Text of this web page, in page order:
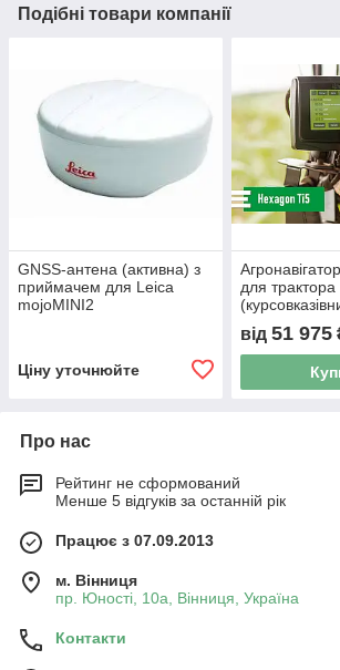
Подібні товари компанії
GNSS-антена (активна) з
приймачем для Leica
mojoMINI2
Ціну уточнюйте
для трактора
від 51 975
Про нас
Рейтинг не сформований
Менше 5 відгуків за останній рік
Працює з 07.09.2013
м. Вінниця
пр. Юності, 10a, Вінниця, Україна
Контакти